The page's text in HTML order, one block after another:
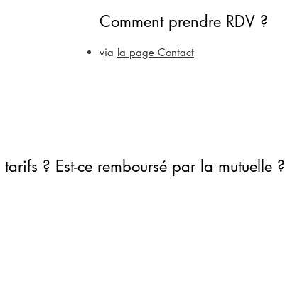
Comment prendre RDV ?
via la page Contact
? Est-ce remboursé par la mutuelle ?